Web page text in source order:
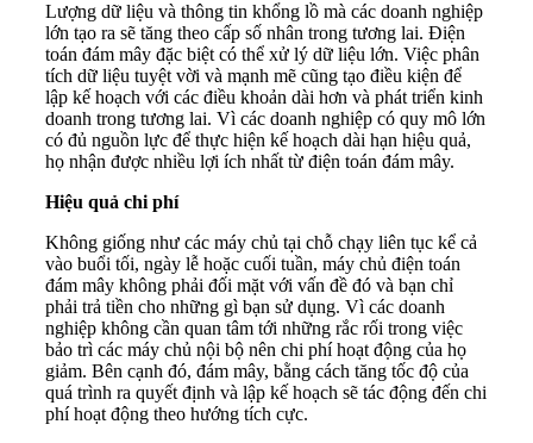
Lượng dữ liệu và thông tin khổng lồ mà các doanh nghiệp
lớn tạo ra sẽ tăng theo cấp số nhân trong tương lai. Điện
toán đám mây đặc biệt có thể xử lý dữ liệu lớn. Việc phân
tích dữ liệu tuyệt vời và mạnh mẽ cũng tạo điều kiện để
lập kế hoạch với các điều khoản dài hơn và phát triển kinh
doanh trong tương lai. Vì các doanh nghiệp có quy mô lớn
có đủ nguồn lực để thực hiện kế hoạch dài hạn hiệu quả,
họ nhận được nhiều lợi ích nhất từ ​​điện toán đám mây.
Hiệu quả chi phí
Không giống như các máy chủ tại chỗ chạy liên tục kể cả
vào buổi tối, ngày lễ hoặc cuối tuần, máy chủ điện toán
đám mây không phải đối mặt với vấn đề đó và bạn chỉ
phải trả tiền cho những gì bạn sử dụng. Vì các doanh
nghiệp không cần quan tâm tới những rắc rối trong việc
bảo trì các máy chủ nội bộ nên chi phí hoạt động của họ
giảm. Bên cạnh đó, đám mây, bằng cách tăng tốc độ của
quá trình ra quyết định và lập kế hoạch sẽ tác động đến chi
phí hoạt động theo hướng tích cực.